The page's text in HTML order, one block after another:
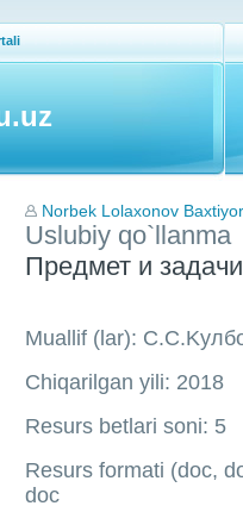
Norbek Lolaxonov
Uslubiy qo`llanma
Предмет и
Muallif (lar):
Chiqarilgan yili: 2018
Resurs betlari soni: 5
Resurs formati (doc,
doc